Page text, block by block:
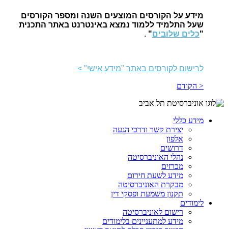
מידע על הקורסים המוצעים השנה ומספר הקורסים
שעל התלמיד ללמוד נמצא באינטרנט באתר התכנית
"כלים שלובים"
.
לרישום לקורסים באתר "מידע אישי" >
< הקודם
מידע כללי
יצירת קשר ודרכי הגעה
אלפון
דרושים
נהלי האוניברסיטה
מכרזים
מידע לשעת חירום
מבקרת האוניברסיטה
תקנון משמעת ופסקי דין
לימודים
רישום לאוניברסיטה
מידע למתעניינים בלימודים